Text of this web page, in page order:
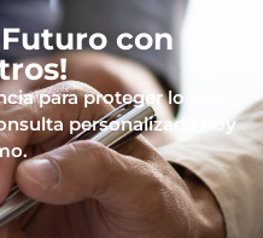
con
para proteger lo que
personalizada hoy